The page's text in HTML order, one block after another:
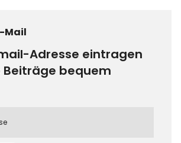
Mail
Adresse eintragen
Beiträge bequem